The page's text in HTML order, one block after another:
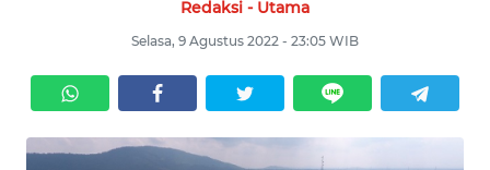
Redaksi - Utama
Selasa, 9 Agustus 2022 - 23:05 WIB
PERISTIWA
TOKOH